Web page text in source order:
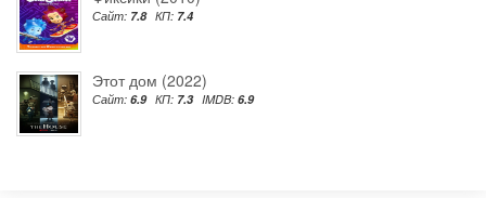
Сайт: 7.8 КП: 7.4
Этот дом (2022)
Сайт: 6.9 КП: 7.3 IMDB: 6.9